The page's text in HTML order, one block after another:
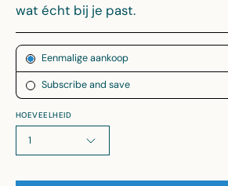
wat écht bij je past.
Abonnement
Eenmalige aankoop
Subscribe and save
HOEVEELHEID
1